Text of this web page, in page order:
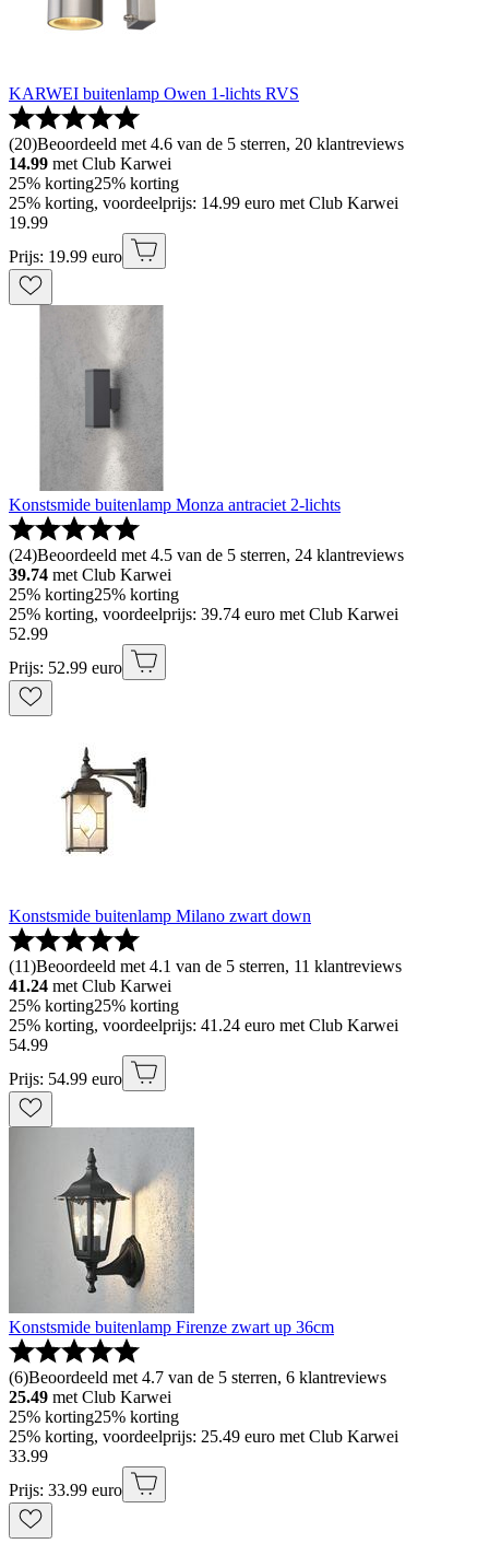
KARWEI buitenlamp Owen 1-lichts RVS
(20)Beoordeeld met 4.6 van de 5 sterren, 20 klantreviews
14.99 met Club Karwei
25% korting25% korting
25% korting, voordeelprijs: 14.99 euro met Club Karwei
19.99
Prijs: 19.99 euro
Konstsmide buitenlamp Monza antraciet 2-lichts
(24)Beoordeeld met 4.5 van de 5 sterren, 24 klantreviews
39.74 met Club Karwei
25% korting25% korting
25% korting, voordeelprijs: 39.74 euro met Club Karwei
52.99
Prijs: 52.99 euro
Konstsmide buitenlamp Milano zwart down
(11)Beoordeeld met 4.1 van de 5 sterren, 11 klantreviews
41.24 met Club Karwei
25% korting25% korting
25% korting, voordeelprijs: 41.24 euro met Club Karwei
54.99
Prijs: 54.99 euro
Konstsmide buitenlamp Firenze zwart up 36cm
(6)Beoordeeld met 4.7 van de 5 sterren, 6 klantreviews
25.49 met Club Karwei
25% korting25% korting
25% korting, voordeelprijs: 25.49 euro met Club Karwei
33.99
Prijs: 33.99 euro